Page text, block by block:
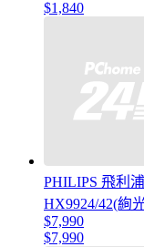
$1,840
PHILIPS 飛利
HX9924/42(絢
$7,990
$7,990